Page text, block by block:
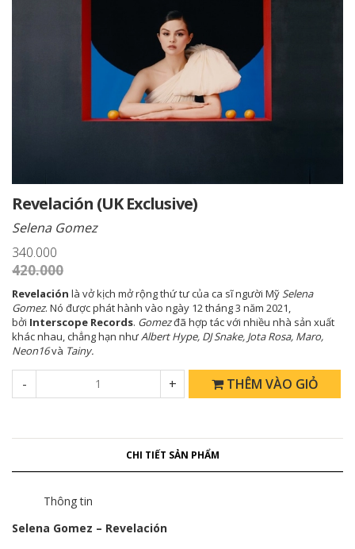
Revelación (UK Exclusive)
Selena Gomez
340.000
420.000
Revelación là vở kịch mở rộng thứ tư của ca sĩ người MỹSelena
Gomez. Nó được phát hành vào ngày 12 tháng 3 năm 2021,
bởi Interscope Records. Gomezđã hợp tác với nhiều nhà sản xuất
khác nhau, chẳng hạn nhưAlbert Hype, DJ Snake, Jota Rosa, Maro,
Neon16và Tainy.
+
- THÊM VÀO GIỎ
CHI TIẾT SẢN PHẨM
Thông tin
Selena Gomez – Revelación